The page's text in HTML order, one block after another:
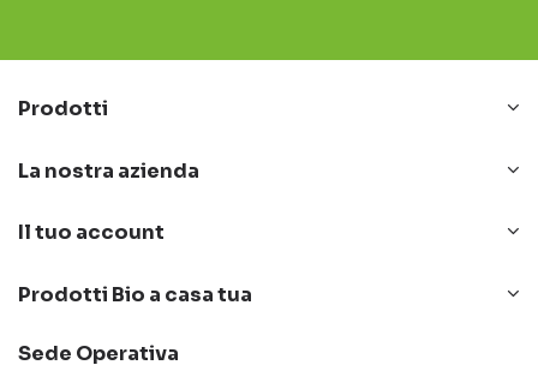
Prodotti
La nostra azienda
Il tuo account
Prodotti Bio a casa tua
Sede Operativa